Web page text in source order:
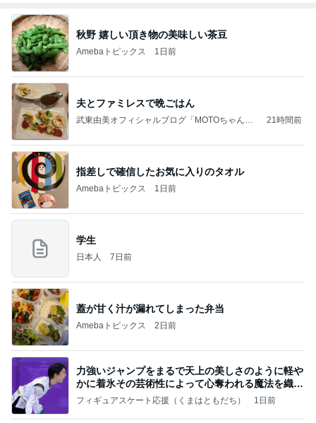
秋野 嬉しい頂き物の美味しい茶豆
Amebaトピックス 1日前
夫とファミレスで晩ごはん
武東由美オフィシャルブログ「MOTOちゃんと
21時間前
指差しで確信したお気に入りのタオル
Amebaトピックス 1日前
学生
日本人 7日前
蓋が甘く汁が漏れてしまった弁当
Amebaトピックス 2日前
力強いジャンプをまるで天上の美しさのように軽や
かに着氷その芸術性によって心奪われる魔法を織り
なす
フィギュアスケート応援（くまはともだち） 1日前